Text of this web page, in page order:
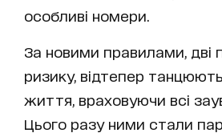
особливі номери.
За новими правилами, дві
ризику, відтепер
життя, враховуючи всі
Цього разу ними стали